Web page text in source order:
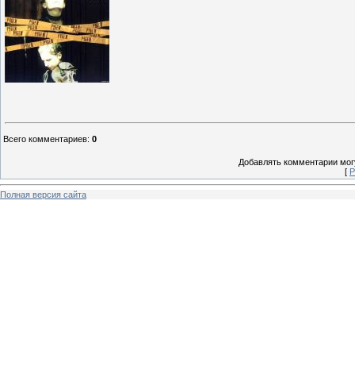
Всего комментариев: 0
Добавлять комментарии
[
Полная версия сайта